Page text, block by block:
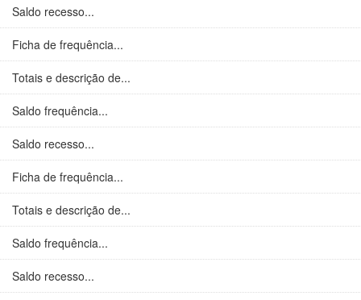
Saldo recesso...
Ficha de frequência...
Totais e descrição de...
Saldo frequência...
Saldo recesso...
Ficha de frequência...
Totais e descrição de...
Saldo frequência...
Saldo recesso...